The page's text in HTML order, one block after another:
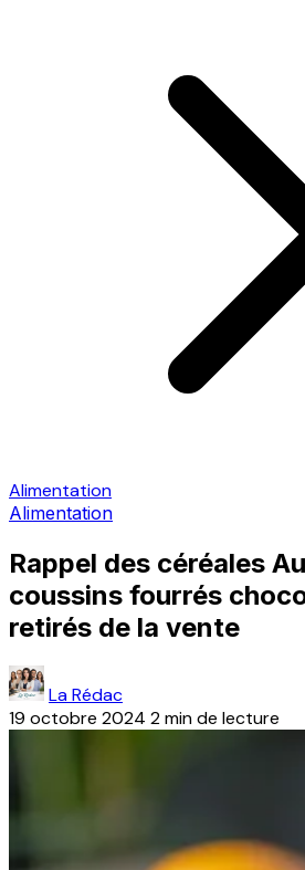
Alimentation
Alimentation
Rappel des céréales
coussins fourrés
retirés de la vente
La Rédac
19 octobre 2024 2 min de lecture